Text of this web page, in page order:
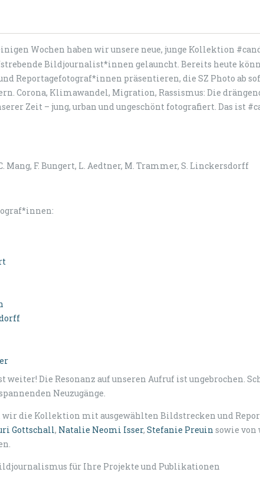
Wochen haben wir unsere neue, junge Kollektion
Bildjournalist*innen gelauncht. Bereits heute
Reportagefotograf*innen präsentieren, die SZ Photo ab
Corona, Klimawandel, Migration, Rassismus: Die
Zeit – jung, urban und ungeschönt fotografiert. Das ist
Mang, F. Bungert, L. Aedtner, M. Trammer, S. Linckersdorff
weiter! Die Resonanz auf unseren Aufruf ist ungebrochen.
Neuzugänge.
wir die Kollektion mit ausgewählten Bildstrecken und
Gottschall, Natalie Neomi Isser, Stefanie Preuin sowie
für Ihre Projekte und Publikationen